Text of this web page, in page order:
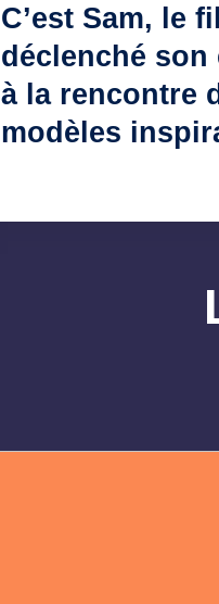
C’est Sam, le
déclenché son
à la rencontre
modèles